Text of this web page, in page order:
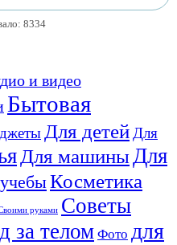
8334
и видео
Бытовая
Для детейДля
Для машиныДля
Косметика
руками Советы
за телом Фото для